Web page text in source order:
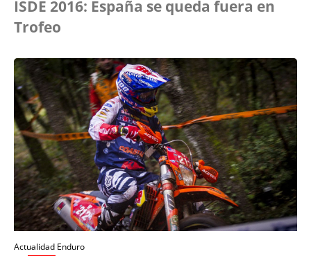
ISDE 2016: España se queda fuera en
Trofeo
Actualidad Enduro